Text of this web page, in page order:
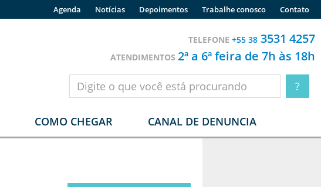
Agenda Notícias Depoimentos Trabalhe conosco Contato
TELEFONE +55 38 3531 4257
ATENDIMENTOS 2ª a 6ª feira de 7h às 18h
COMO CHEGAR CANAL DE DENUNCIA